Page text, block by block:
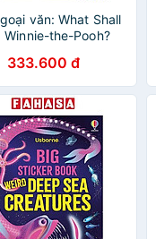
văn: What Shall
Winnie-the-Pooh?
333.600 đ